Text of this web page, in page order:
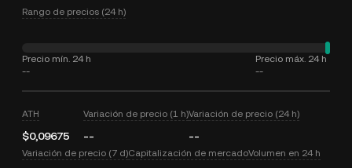
Rango de precios (24 h)
Precio mín. 24 h
--
Precio máx. 24 h
--
ATH
$0,09675
Variación de precio (1 h)
--
Variación de precio (24 h)
--
Variación de precio (7 d)Capitalización de mercadoVolumen en 24 h